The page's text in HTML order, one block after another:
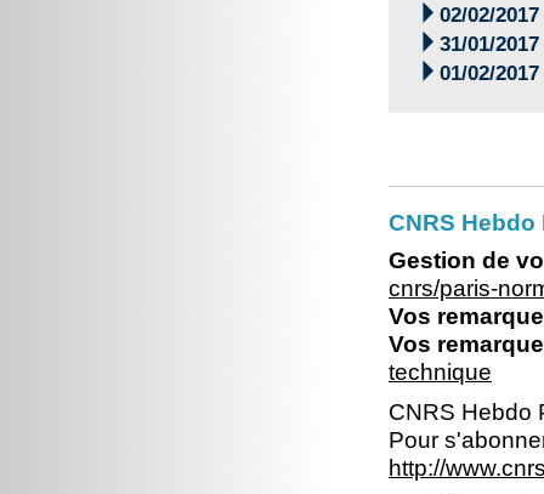
 02/02/2017
 31/01/2017
 01/02/2017
CNRS
Gestion de
cnrs/paris-
Vos
Vos
technique
CNRS Hebdo
Pour
http://